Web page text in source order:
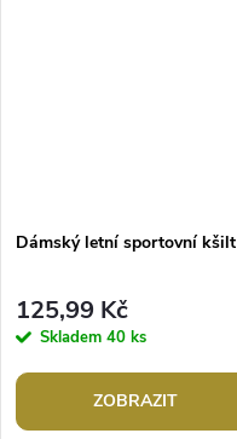
Dámský letní sportovní kšilt
125,99 Kč
Skladem 40 ks
ZOBRAZIT